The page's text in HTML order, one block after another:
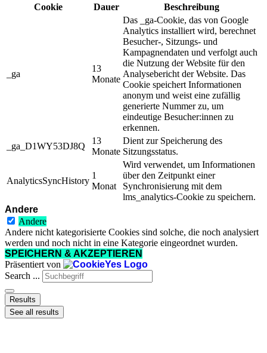
Cookie
Dauer Beschreibung
_ga
13
Monate
Das _ga-Cookie, das von Google
Analytics installiert wird, berechnet
Besucher-, Sitzungs- und
Kampagnendaten und verfolgt auch
die Nutzung der Website für den
Analysebericht der Website. Das
Cookie speichert Informationen
anonym und weist eine zufällig
generierte Nummer zu, um
eindeutige Besucher:innen zu
erkennen.
_ga_D1WY53DJ8Q
13
Monate
Dient zur Speicherung des
Sitzungsstatus.
AnalyticsSyncHistory
1
Monat
Wird verwendet, um Informationen
über den Zeitpunkt einer
Synchronisierung mit dem
lms_analytics-Cookie zu speichern.
Andere
Andere
Andere nicht kategorisierte Cookies sind solche, die noch analysiert
werden und noch nicht in eine Kategorie eingeordnet wurden.
SPEICHERN & AKZEPTIEREN
Präsentiert von
Search ...
Results
See all results